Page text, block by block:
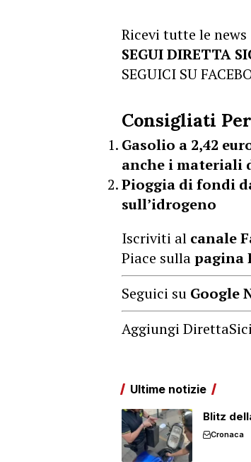
Ricevi tutte le news
SEGUI DIRETTA
SEGUICI SU
Consigliati
Gasolio a 2,42
anche i materiali
Pioggia di fondi
sull’idrogeno
Iscriviti al canale
Piace sullapagina
Seguici su Google
Aggiungi
Ultime notizie
Blitz
Cronaca